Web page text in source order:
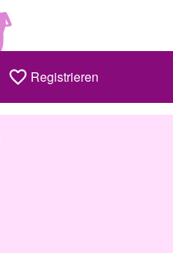
favorite_border Registrieren